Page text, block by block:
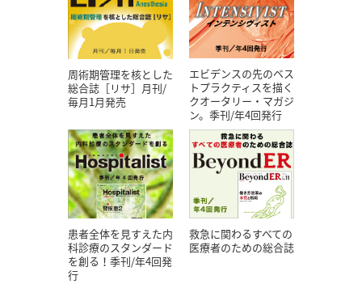
周術期管理を核とした
総合誌［リサ］月刊/
毎月1月発売
エビデンスの先のベス
トプラクティスを描く
クオータリー・マガジ
ン。季刊/年4回発行
患者全体を見すえた内
科診療のスタンダード
を創る！季刊/年4回発
行
救急に関わるすべての
医療者のための総合誌